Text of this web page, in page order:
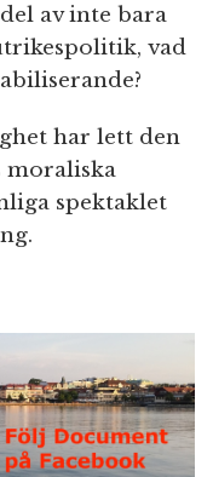
av inte bara
vad
har lett den
moraliska
spektaklet